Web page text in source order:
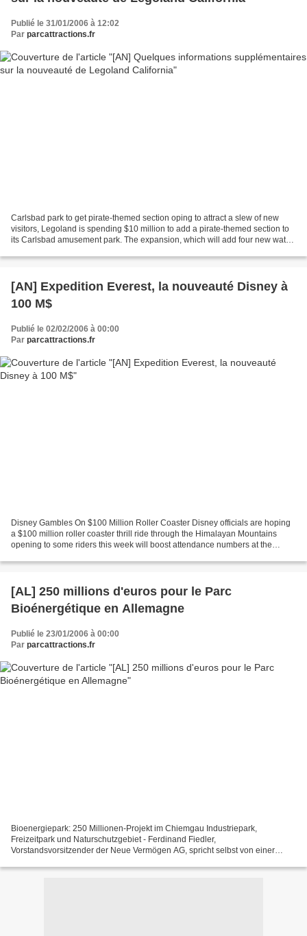
Publié le 31/01/2006 à 12:02
Par parcattractions.fr
Carlsbad park to get pirate-themed section oping to attract a slew of new
visitors, Legoland is spending $10 million to add a pirate-themed section to
its Carlsbad amusement park. The expansion, which will add four new water
[AN] Expedition Everest, la nouveauté Disney à
100 M$
Publié le 02/02/2006 à 00:00
Par parcattractions.fr
Disney Gambles On $100 Million Roller Coaster Disney officials are hoping
a $100 million roller coaster thrill ride through the Himalayan Mountains
opening to some riders this week will boost attendance numbers at the
[AL] 250 millions d'euros pour le Parc
Bioénergétique en Allemagne
Publié le 23/01/2006 à 00:00
Par parcattractions.fr
Bioenergiepark: 250 Millionen-Projekt im Chiemgau Industriepark,
Freizeitpark und Naturschutzgebiet - Ferdinand Fiedler,
Vorstandsvorsitzender der Neue Vermögen AG, spricht selbst von einer